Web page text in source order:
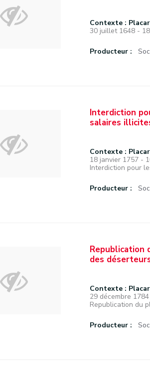
Contexte :
30 juillet 1648 -
Producteur :
Interdiction
salaires
Contexte :
18 janvier 1757 -
Interdiction pour
Producteur :
Republication
des
Contexte :
29 décembre
Republication du
Producteur :